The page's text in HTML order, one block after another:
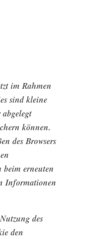
im Rahmen
sind kleine
können.
des Browsers
beim erneuten
Informationen
des
den